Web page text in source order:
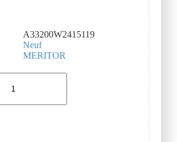
A33200W2415119
Neuf
MERITOR